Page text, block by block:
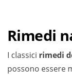
Rimedi
I classici rimedi
possono essere